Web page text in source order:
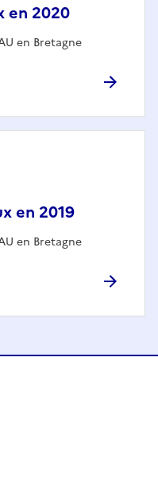
en 2020
en Bretagne
en 2019
en Bretagne